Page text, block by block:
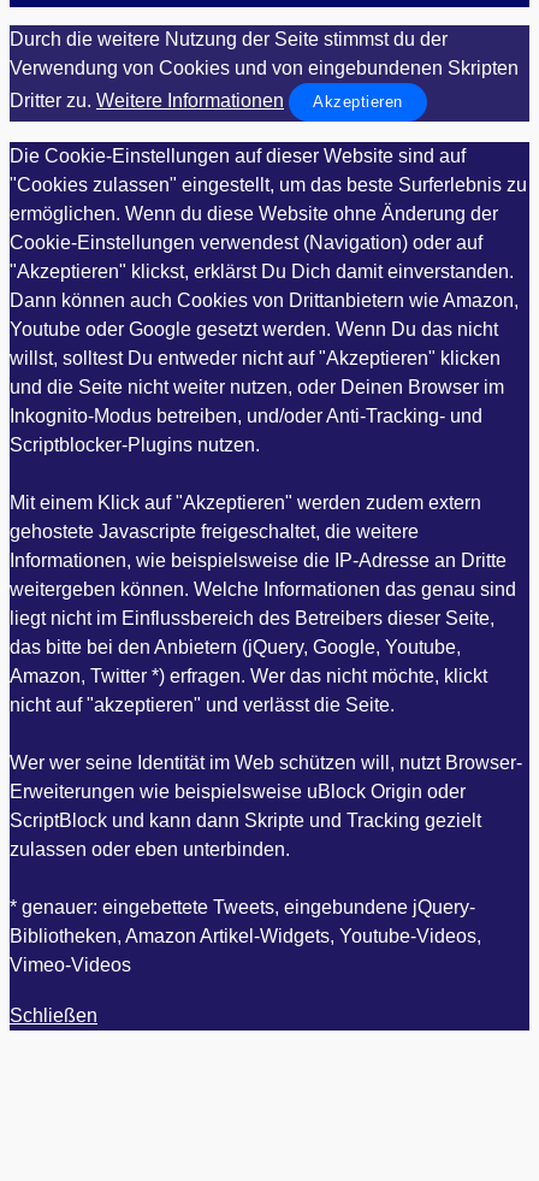
Durch die weitere Nutzung der Seite stimmst du der
Verwendung von Cookies und von eingebundenen Skripten
Dritter zu. Weitere Informationen Akzeptieren
Die Cookie-Einstellungen auf dieser Website sind auf
"Cookies zulassen" eingestellt, um das beste Surferlebnis zu
ermöglichen. Wenn du diese Website ohne Änderung der
Cookie-Einstellungen verwendest (Navigation) oder auf
"Akzeptieren" klickst, erklärst Du Dich damit einverstanden.
Dann können auch Cookies von Drittanbietern wie Amazon,
Youtube oder Google gesetzt werden. Wenn Du das nicht
willst, solltest Du entweder nicht auf "Akzeptieren" klicken
und die Seite nicht weiter nutzen, oder Deinen Browser im
Inkognito-Modus betreiben, und/oder Anti-Tracking- und
Scriptblocker-Plugins nutzen.
Mit einem Klick auf "Akzeptieren" werden zudem extern
gehostete Javascripte freigeschaltet, die weitere
Informationen, wie beispielsweise die IP-Adresse an Dritte
weitergeben können. Welche Informationen das genau sind
liegt nicht im Einflussbereich des Betreibers dieser Seite,
das bitte bei den Anbietern (jQuery, Google, Youtube,
Amazon, Twitter *) erfragen. Wer das nicht möchte, klickt
nicht auf "akzeptieren" und verlässt die Seite.
Wer wer seine Identität im Web schützen will, nutzt Browser-
Erweiterungen wie beispielsweise uBlock Origin oder
ScriptBlock und kann dann Skripte und Tracking gezielt
zulassen oder eben unterbinden.
* genauer: eingebettete Tweets, eingebundene jQuery-
Bibliotheken, Amazon Artikel-Widgets, Youtube-Videos,
Vimeo-Videos
Schließen